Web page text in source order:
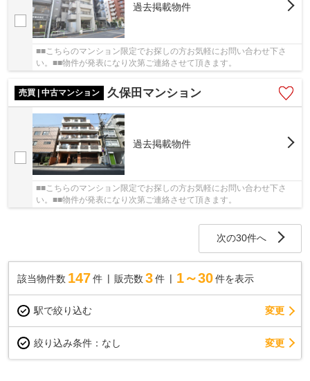
過去掲載物件
■■こちらのマンション限定でお探しの方お気軽にお問い合わせ下さ
い。■■物件が発表になり次第ご連絡させて頂きます。
売買 | 中古マンション 久保田マンション
過去掲載物件
■■こちらのマンション限定でお探しの方お気軽にお問い合わせ下さ
い。■■物件が発表になり次第ご連絡させて頂きます。
次の30件へ
該当物件数 147件 販売数 3 件 1～30 件を表示
駅で絞り込む 変更
絞り込み条件： なし 変更